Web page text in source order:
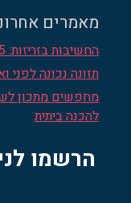
מאמרים
החשיבות בזריזות: 5 תרגילי זריזות שיהפכו אתכם לאלופים
תזונה נכונה לפני
להכנה ביתית
הרשמו